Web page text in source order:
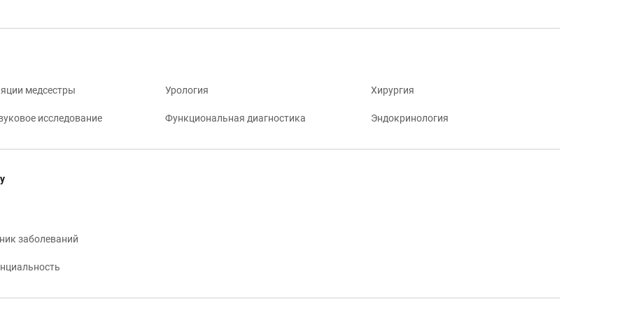
медсестры
исследование
Урология
Функциональная диагностика
Хирургия
Эндокринология
заболеваний